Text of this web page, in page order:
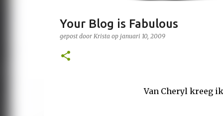
Your Blog is Fabulous
gepost door Krista op januari 10, 2009
Van Cheryl kreeg